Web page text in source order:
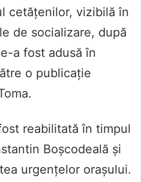
cetățenilor, vizibilă în
de socializare, după
a fost adusă în
o publicație
reabilitată în timpul
Boșcodeală și
urgențelor orașului.